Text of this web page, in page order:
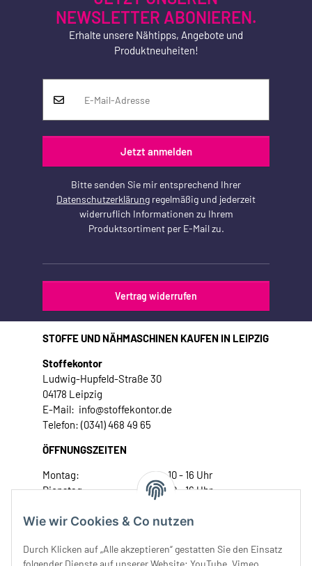
Wie wir Cookies & Co nutzen
Durch Klicken auf „Alle akzeptieren“ gestatten Sie den Einsatz
NEWSLETTER ABONIEREN.
Erhalte unsere Nähtipps, Angebote und
Produktneuheiten!
Jetzt anmelden
Bitte senden Sie mir entsprechend Ihrer
Datenschutzerklärung regelmäßig und jederzeit
widerruflich Informationen zu Ihrem
Produktsortiment per E-Mail zu.
Vertrag widerrufen
STOFFE UND NÄHMASCHINEN KAUFEN IN LEIPZIG
Stoffekontor
Ludwig-Hupfeld-Straße 30
04178 Leipzig
E-Mail: info@stoffekontor.de
Telefon: (0341) 468 49 65
ÖFFNUNGSZEITEN
Montag:
10 - 16 Uhr
Dienstag:
10 - 16 Uhr
Donnerstag:
10 - 18 Uhr
Samstag:
10 - 14 Uhr